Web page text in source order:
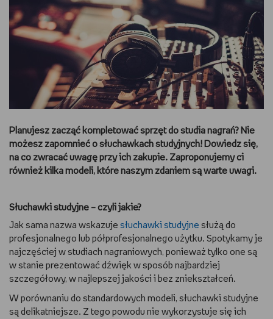
PREZENTOWNIKI
GOTUJĘ
DBAM O URODĘ
TRENUJĘ
URZĄDZAM I DEKORUJĘ
PASJE DZIECKA
GRAM
RYSUJĘ
PORADNIKI
Planujesz zacząć kompletować sprzęt do studia nagrań? Nie
możesz zapomnieć o słuchawkach studyjnych! Dowiedz się,
na co zwracać uwagę przy ich zakupie. Zaproponujemy ci
również kilka modeli, które naszym zdaniem są warte uwagi.
Słuchawki studyjne – czyli jakie?
Jak sama nazwa wskazuje słuchawki studyjne służą do
profesjonalnego lub półprofesjonalnego użytku. Spotykamy je
najczęściej w studiach nagraniowych, ponieważ tylko one są
w stanie prezentować dźwięk w sposób najbardziej
szczegółowy, w najlepszej jakości i bez zniekształceń.
W porównaniu do standardowych modeli, słuchawki studyjne
są delikatniejsze. Z tego powodu nie wykorzystuje się ich